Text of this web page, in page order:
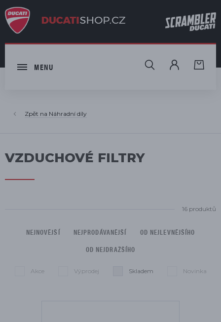
MENU HLEDAT
Náhradní díly
VZDUCHOVÉ FILTRY
16 produktů
NEJNOVĚJŠÍ NEJPRODÁVANĚJŠÍ
OD NEJLEVNĚJŠÍHO
OD NEJDRAŽŠÍHO
Akce Výprodej Skladem Novinka